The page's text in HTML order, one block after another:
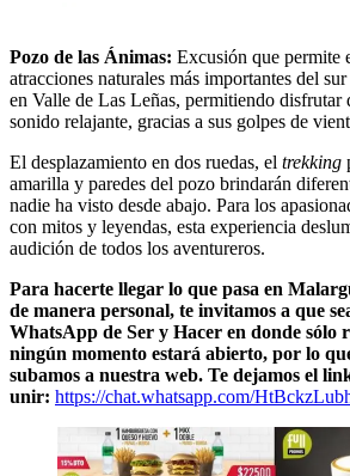
Pozo de las Ánimas: Excusión que permite
atracciones naturales más importantes del
en Valle de Las Leñas, permitiendo disfrutar
sonido relajante, gracias a sus golpes de
El desplazamiento en dos ruedas, el trekking
amarilla y paredes del pozo brindarán
nadie ha visto desde abajo. Para los
con mitos y leyendas, esta experiencia
audición de todos los aventureros.
Para hacerte llegar lo que pasa en
de manera personal, te invitamos a que
WhatsApp de Ser y Hacer en donde sólo
ningún momento estará abierto, por lo
subamos a nuestra web. Te dejamos el
unir: https://chat.whatsapp.com/